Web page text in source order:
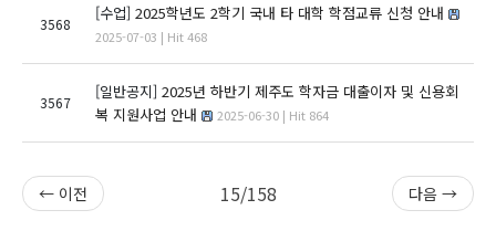
3568
[수업] 2025학년도 2학기 국내 타 대학 학점교류 신청 안내
2025-07-03 | Hit 468
3567
[일반공지] 2025년 하반기 제주도 학자금 대출이자 및 신용회
복 지원사업 안내
2025-06-30 | Hit 864
← 이전 15/158 다음 →